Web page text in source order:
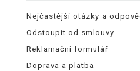
Nejčastější otázky a
Odstoupit od smlouvy
Reklamační formulář
Doprava a platba